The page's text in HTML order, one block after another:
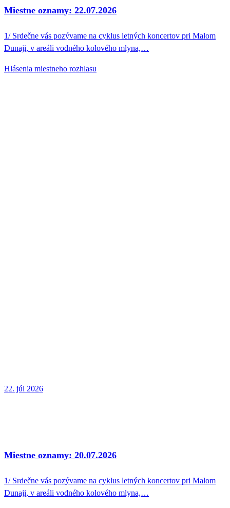
Miestne oznamy: 22.07.2026
1/ Srdečne vás pozývame na cyklus letných koncertov pri Malom
Dunaji, v areáli vodného kolového mlyna,…
Hlásenia miestneho rozhlasu
22. júl 2026
Miestne oznamy: 20.07.2026
1/ Srdečne vás pozývame na cyklus letných koncertov pri Malom
Dunaji, v areáli vodného kolového mlyna,…